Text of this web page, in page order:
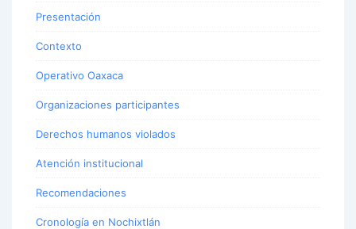
Presentación
Contexto
Operativo Oaxaca
Organizaciones participantes
Derechos humanos violados
Atención institucional
Recomendaciones
Cronología en Nochixtlán